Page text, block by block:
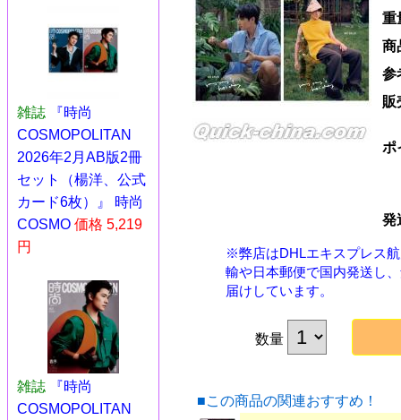
雑誌
『時尚
COSMOPOLITAN
2026年2月AB版2冊
セット（楊洋、公式
カード6枚）』 時尚
COSMO 価格 5,219
円
雑誌
『時尚
COSMOPOLITAN
重
商
参
販
ポ
発
※弊店はDHLエキスプレス
輸や日本郵便で国内発送し
届けしています。
数量
■この商品の関連おすすめ！